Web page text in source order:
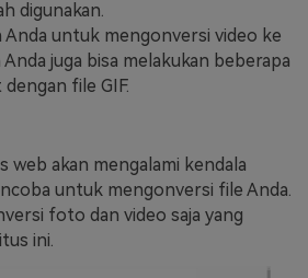
digunakan.
Anda untuk mengonversi video ke
juga bisa melakukan beberapa
file GIF.
web akan mengalami kendala
untuk mengonversi file Anda.
foto dan video saja yang
ini.